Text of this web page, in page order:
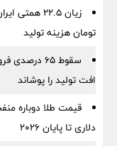
تومان هزینه تولید
سقوط ۶۵
افت تولید را پوشاند
دلاری تا پایان ۲۰۲۶